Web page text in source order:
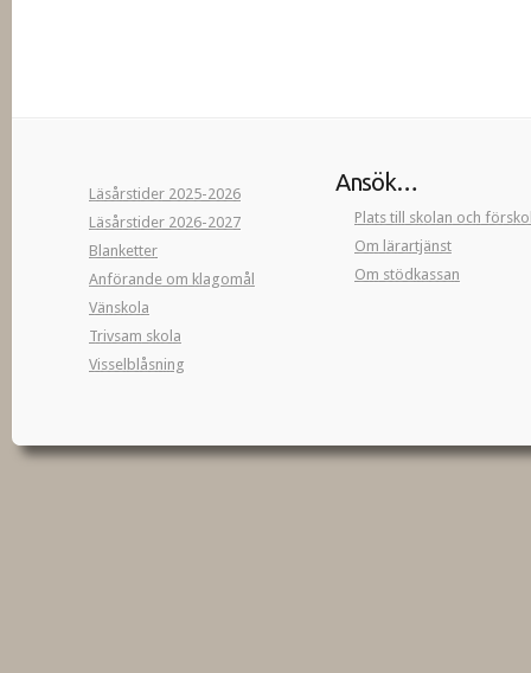
Läsårstider 2025-2026
Läsårstider 2026-2027
Blanketter
Anförande om klagomål
Vänskola
Trivsam skola
Visselblåsning
Ansök…
Plats till skolan och
Om lärartjänst
Om stödkassan